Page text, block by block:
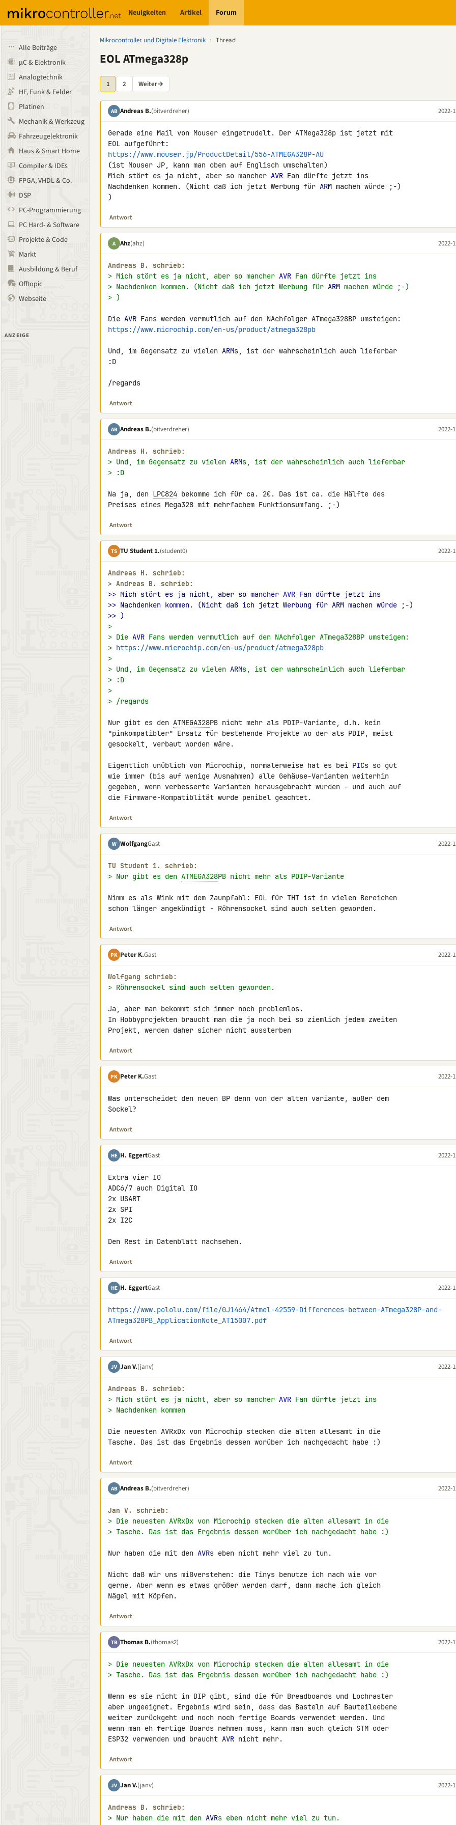
Neuigkeiten Artikel Forum
Alle Beiträge
µC & Elektronik
Analogtechnik
HF, Funk & Felder
Platinen
Mechanik & Werkzeug
Fahrzeugelektronik
Haus & Smart Home
Compiler & IDEs
FPGA, VHDL & Co.
DSP
PC-Programmierung
PC Hard- & Software
Projekte & Code
Markt
Ausbildung & Beruf
Offtopic
Webseite
ANZEIGE
Mikrocontroller und Digitale Elektronik › Thread
EOL ATmega328p
1 2 Weiter→
AB Andreas B.(bitverdreher) 2022-
Gerade eine Mail von Mouser eingetrudelt. Der ATMega328p ist jetzt mit
https://www.mouser.jp/ProductDetail/556-ATMEGA328P-AU
(ist Mouser JP, kann man oben auf Englisch umschalten)
Mich stört es ja nicht, aber so mancher AVR Fan dürfte jetzt ins
Nachdenken kommen. (Nicht daß ich jetzt Werbung für ARM machen würde ;-)
)
Antwort
A Ahz(ahz) 2022-
Andreas B. schrieb:
> Mich stört es ja nicht, aber so mancher AVR Fan dürfte jetzt ins
> Nachdenken kommen. (Nicht daß ich jetzt Werbung für ARM machen würde ;-)
> )
Die AVR
https://www.microchip.com/en-us/product/atmega328pb
Und, im Gegensatz zu vielen ARMs, ist der wahrscheinlich auch lieferbar
:D
/regards
Antwort
AB Andreas B.(bitverdreher) 2022-
Andreas H. schrieb:
> Und, im Gegensatz zu vielen ARMs, ist der wahrscheinlich auch lieferbar
> :D
Na ja, den LPC824 bekomme ich für ca. 2€. Das ist ca. die Hälfte des
Preises eines Mega328 mit mehrfachem Funktionsumfang. ;-)
Antwort
TS TU Student 1.(student0) 2022-
Andreas H. schrieb:
> Andreas B. schrieb:
>> Mich stört es ja nicht, aber so mancher AVR Fan dürfte jetzt ins
>> Nachdenken kommen. (Nicht daß ich jetzt Werbung für ARM machen würde ;-)
>> )
>
> Die AVR Fans werden vermutlich auf den NAchfolger ATmega328BP umsteigen:
> https://www.microchip.com/en-us/product/atmega328pb
>
> Und, im Gegensatz zu vielen ARMs, ist der wahrscheinlich auch lieferbar
> :D
>
> /regards
Nur gibt es den ATMEGA328PB nicht mehr als PDIP-Variante, d.h. kein
"pinkompatibler" Ersatz für bestehende Projekte wo der als PDIP, meist
gesockelt, verbaut worden wäre.
Eigentlich unüblich von Microchip, normalerweise hat es bei PICs so gut
wie immer (bis auf wenige Ausnahmen) alle Gehäuse-Varianten weiterhin
gegeben, wenn verbesserte Varianten herausgebracht wurden - und auch auf
die Firmware-Kompatiblität wurde penibel geachtet.
Antwort
W WolfgangGast 2022-
TU Student 1. schrieb:
> Nur gibt es den ATMEGA328PB nicht mehr als PDIP-Variante
Nimm es als Wink mit dem Zaunpfahl: EOL für THT ist in vielen Bereichen
schon länger angekündigt - Röhrensockel sind auch selten geworden.
Antwort
PK Peter K.Gast 2022-
Wolfgang schrieb:
> Röhrensockel sind auch selten geworden.
Ja, aber man bekommt sich immer noch problemlos.
In Hobbyprojekten braucht man die ja noch bei so ziemlich jedem zweiten
Projekt, werden daher sicher nicht aussterben
Antwort
PK Peter K.Gast 2022-
Was unterscheidet den neuen BP denn von der alten variante, außer dem
Sockel?
Antwort
HE H. EggertGast 2022-
Extra vier IO
ADC6/7 auch Digital IO
2x USART
2x SPI
2x I2C
Den Rest im Datenblatt nachsehen.
Antwort
HE H. EggertGast 2022-
https://www.pololu.com/file/0J1464/Atmel-42559-Differences-between-ATmega328P-and-
ATmega328PB_ApplicationNote_AT15007.pdf
Antwort
JV Jan V.(janv) 2022-
Andreas B. schrieb:
> Mich stört es ja nicht, aber so mancher AVR Fan dürfte jetzt ins
> Nachdenken kommen
Die neuesten AVRxDx von Microchip stecken die alten allesamt in die
Tasche. Das ist das Ergebnis dessen worüber ich nachgedacht habe :)
Antwort
AB Andreas B.(bitverdreher) 2022-
Jan V. schrieb:
> Die neuesten AVRxDx von Microchip stecken die alten allesamt in die
> Tasche. Das ist das Ergebnis dessen worüber ich nachgedacht habe :)
Nur haben die mit den AVRs eben nicht mehr viel zu tun.
Nicht daß wir uns mißverstehen: die Tinys benutze ich nach wie vor
gerne. Aber wenn es etwas größer werden darf, dann mache ich gleich
Nägel mit Köpfen.
Antwort
TB Thomas B.(thomas2) 2022-
> Die neuesten AVRxDx von Microchip stecken die alten allesamt in die
> Tasche. Das ist das Ergebnis dessen worüber ich nachgedacht habe :)
Wenn es sie nicht in DIP gibt, sind die für Breadboards und Lochraster
aber ungeeignet. Ergebnis wird sein, dass das Basteln auf Bauteileebene
weiter zurückgeht und noch noch fertige Boards verwendet werden. Und
wenn man eh fertige Boards nehmen muss, kann man auch gleich STM oder
ESP32 verwenden und braucht AVR nicht mehr.
Antwort
JV Jan V.(janv) 2022-
Andreas B. schrieb:
> Nur haben die mit den AVRs eben nicht mehr viel zu tun.